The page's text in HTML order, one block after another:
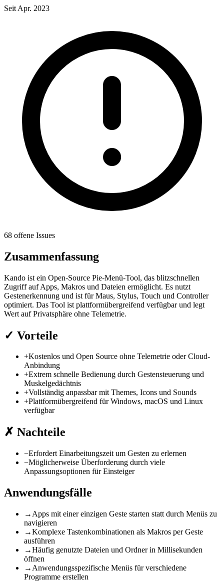
Seit Apr. 2023
68 offene Issues
Zusammenfassung
Kando ist ein Open-Source Pie-Menü-Tool, das blitzschnellen
Zugriff auf Apps, Makros und Dateien ermöglicht. Es nutzt
Gestenerkennung und ist für Maus, Stylus, Touch und Controller
optimiert. Das Tool ist plattformübergreifend verfügbar und legt
Wert auf Privatsphäre ohne Telemetrie.
✓ Vorteile
+Kostenlos und Open Source ohne Telemetrie oder Cloud-
Anbindung
+Extrem schnelle Bedienung durch Gestensteuerung und
Muskelgedächtnis
+Vollständig anpassbar mit Themes, Icons und Sounds
+Plattformübergreifend für Windows, macOS und Linux
verfügbar
✗ Nachteile
−Erfordert Einarbeitungszeit um Gesten zu erlernen
−Möglicherweise Überforderung durch viele
Anpassungsoptionen für Einsteiger
Anwendungsfälle
→ Apps mit einer einzigen Geste starten statt durch Menüs zu
navigieren
→Komplexe Tastenkombinationen als Makros per Geste
ausführen
→Häufig genutzte Dateien und Ordner in Millisekunden
öffnen
→ Anwendungsspezifische Menüs für verschiedene
Programme erstellen